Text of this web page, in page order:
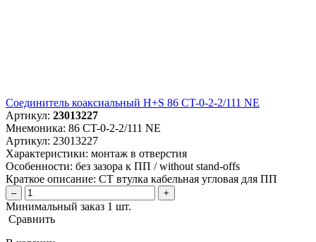
Соединитель коаксиальный H+S 86 CT-0-2-2/111 NE
Артикул: 23013227
Мнемоника: 86 CT-0-2-2/111 NE
Артикул: 23013227
Характеристики: монтаж в отверстия
Особенности: без зазора к ПП / without stand-offs
Краткое описание: CT втулка кабельная угловая для ПП
– +
Минимальный заказ 1 шт.
Сравнить